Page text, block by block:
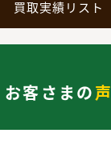
買取実績リスト
お客さまの声